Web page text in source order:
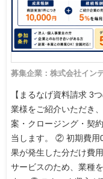
募集企業：株式会社イン
【まるなげ資料請求 3
業様をご紹介いただき
案・クロージング・契
当します。 ② 初期費用
果が発生した分だけ費
サービスのため、業種